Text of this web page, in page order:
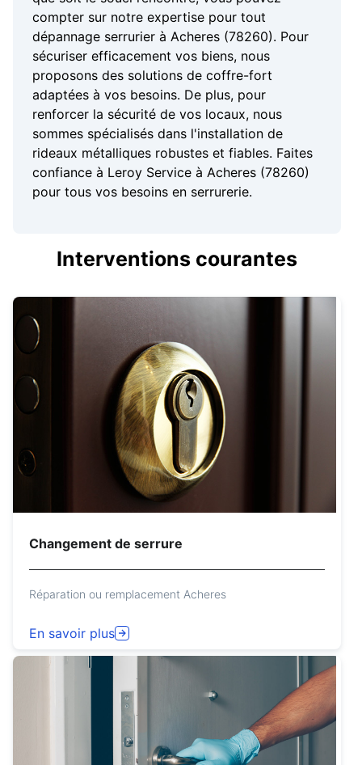
compter sur notre expertise pour tout
dépannage serrurier à Acheres (78260). Pour
sécuriser efficacement vos biens, nous
proposons des solutions de coffre-fort
adaptées à vos besoins. De plus, pour
renforcer la sécurité de vos locaux, nous
sommes spécialisés dans l'installation de
rideaux métalliques robustes et fiables. Faites
confiance à Leroy Service à Acheres (78260)
pour tous vos besoins en serrurerie.
Interventions courantes
Changement de serrure
Réparation ou remplacement Acheres
En savoir plus